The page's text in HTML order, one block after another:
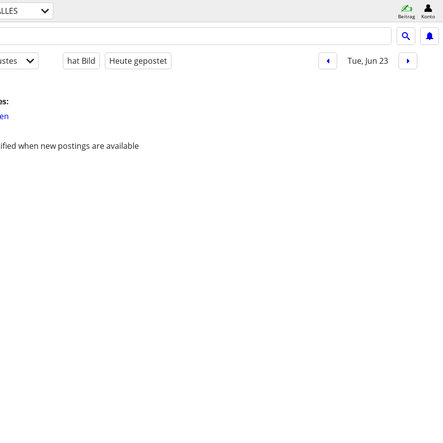
Beitrag Konto
hat Bild Heute gepostet Tue, Jun 23
when new postings are available